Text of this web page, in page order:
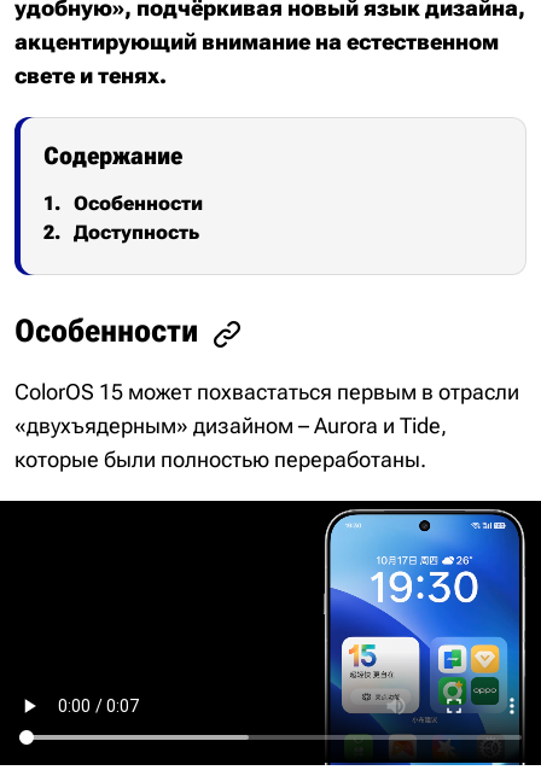
удобную», подчёркивая новый язык дизайна,
акцентирующий внимание на естественном
свете и тенях.
Содержание
Особенности
Доступность
Особенности
ColorOS 15 может похвастаться первым в отрасли
«двухъядерным» дизайном – Aurora и Tide,
которые были полностью переработаны.